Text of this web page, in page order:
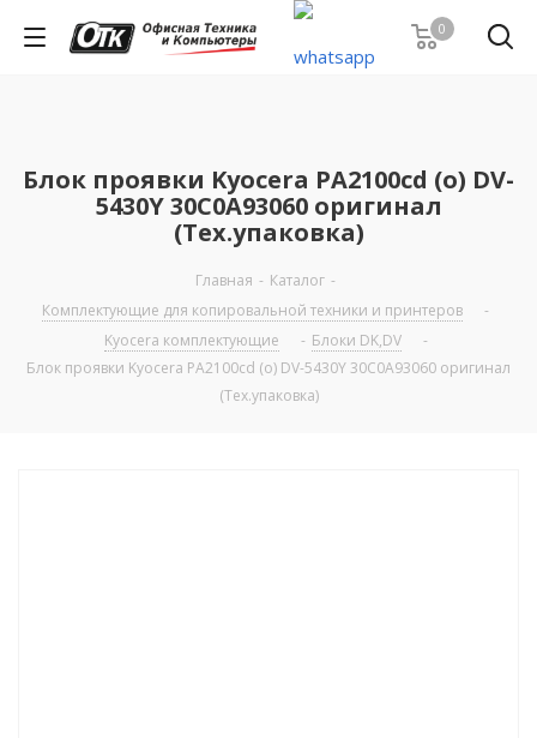
0
Блок проявки Kyocera PA2100cd (o) DV-
5430Y 30C0A93060 оригинал
(Тех.упаковка)
Главная - Каталог -
Комплектующие для копировальной техники и принтеров
-
Kyocera комплектующие
- Блоки DK,DV
-
Блок проявки Kyocera PA2100cd (o) DV-5430Y 30C0A93060 оригинал
(Тех.упаковка)